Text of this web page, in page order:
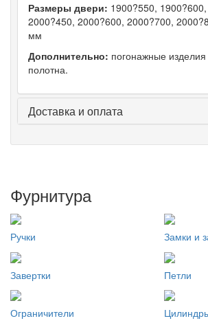
Размеры двери: 1900?550,
2000?450, 2000?600, 2000?700,
мм
Дополнительно: погонажные изделия
полотна.
Доставка и оплата
Фурнитура
Ручки Замки и
Завертки Петли
Ограничители